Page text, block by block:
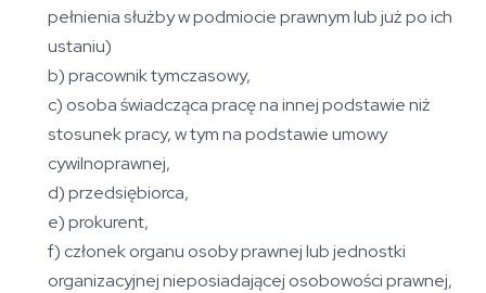
pełnienia służby w podmiocie prawnym lub już po ich
ustaniu)
b) pracownik tymczasowy,
c) osoba świadcząca pracę na innej podstawie niż
stosunek pracy, w tym na podstawie umowy
cywilnoprawnej,
d) przedsiębiorca,
e) prokurent,
f) członek organu osoby prawnej lub jednostki
organizacyjnej nieposiadającej osobowości prawnej,